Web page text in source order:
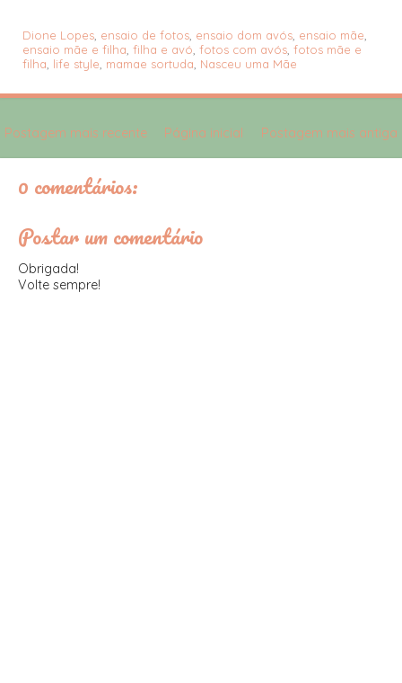
Dione Lopes ensaio de fotos ensaio dom avós ensaio mãe
ensaio mãe e filha filha e avó fotos com avós fotos mãe e
filha life style mamae sortuda Nasceu uma Mãe
Postagem mais recente Postagem mais antiga
Página inicial
0 comentários:
Postar um comentário
Obrigada!
Volte sempre!